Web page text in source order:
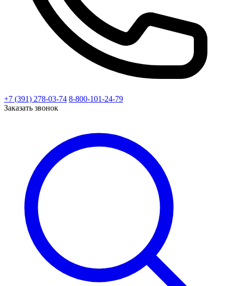
+7 (391) 278-03-74 8-800-101-24-79
Заказать звонок